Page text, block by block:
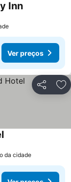
InnVer preços
Ver preços
Partilhar
Ver preços
da cidade